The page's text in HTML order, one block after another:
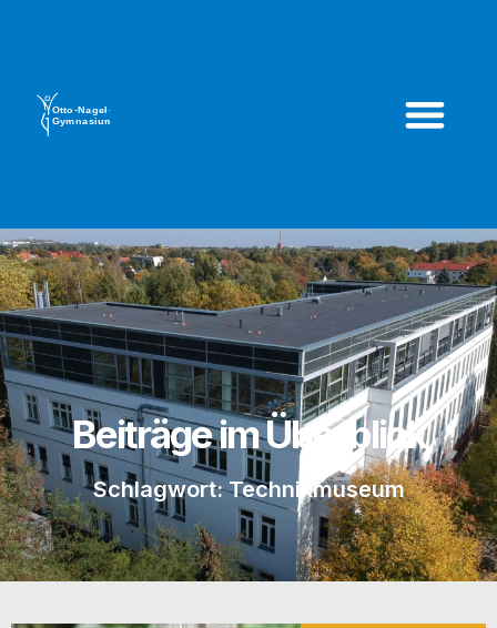
Beiträge im Überblick
Schlagwort: Technikmuseum